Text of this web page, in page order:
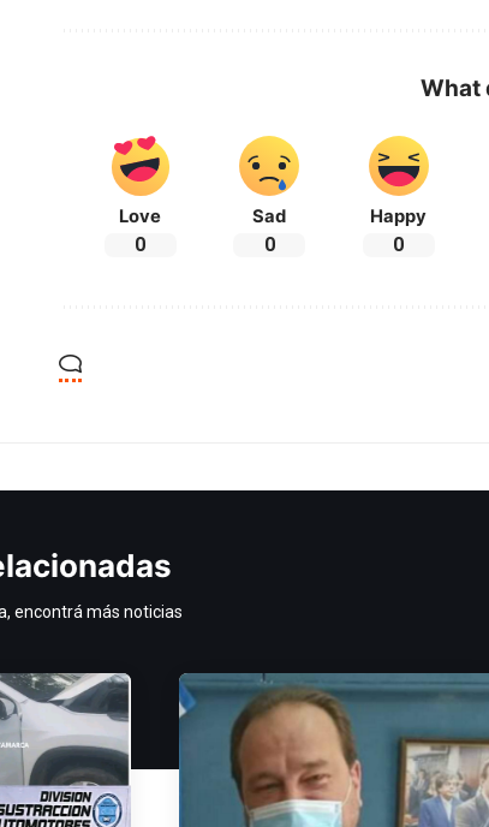
What
Love
0
Sad
0
Happy
0
encontrá más noticias